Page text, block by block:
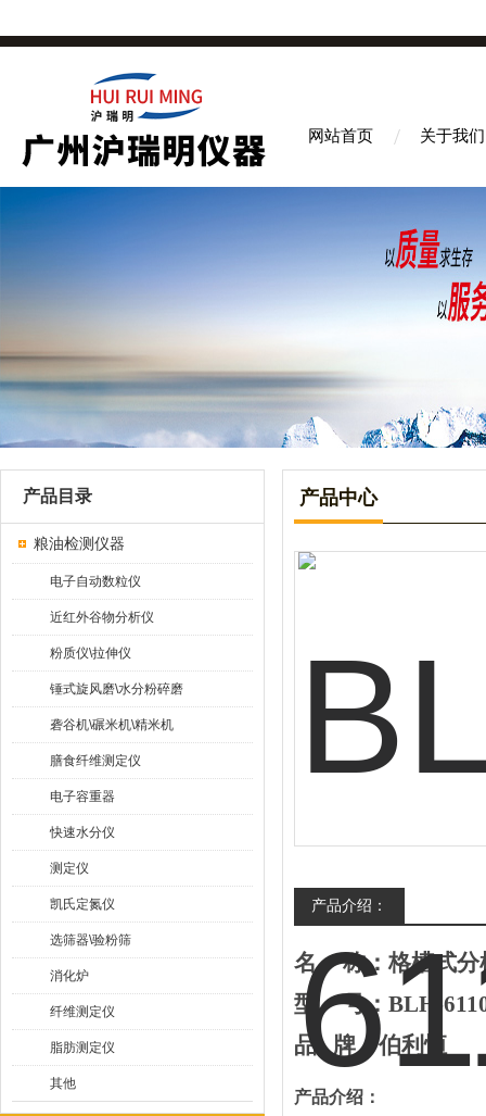
网站首页 关于我们
产品目录
粮油检测仪器
电子自动数粒仪
近红外谷物分析仪
粉质仪\拉伸仪
锤式旋风磨\水分粉碎磨
砻谷机\碾米机\精米机
膳食纤维测定仪
电子容重器
快速水分仪
测定仪
凯氏定氮仪
选筛器\验粉筛
消化炉
纤维测定仪
脂肪测定仪
其他
产品中心
产品介绍：
名 称：格槽式分
型
号： BLH-
品
牌：伯利恒
产品介绍：